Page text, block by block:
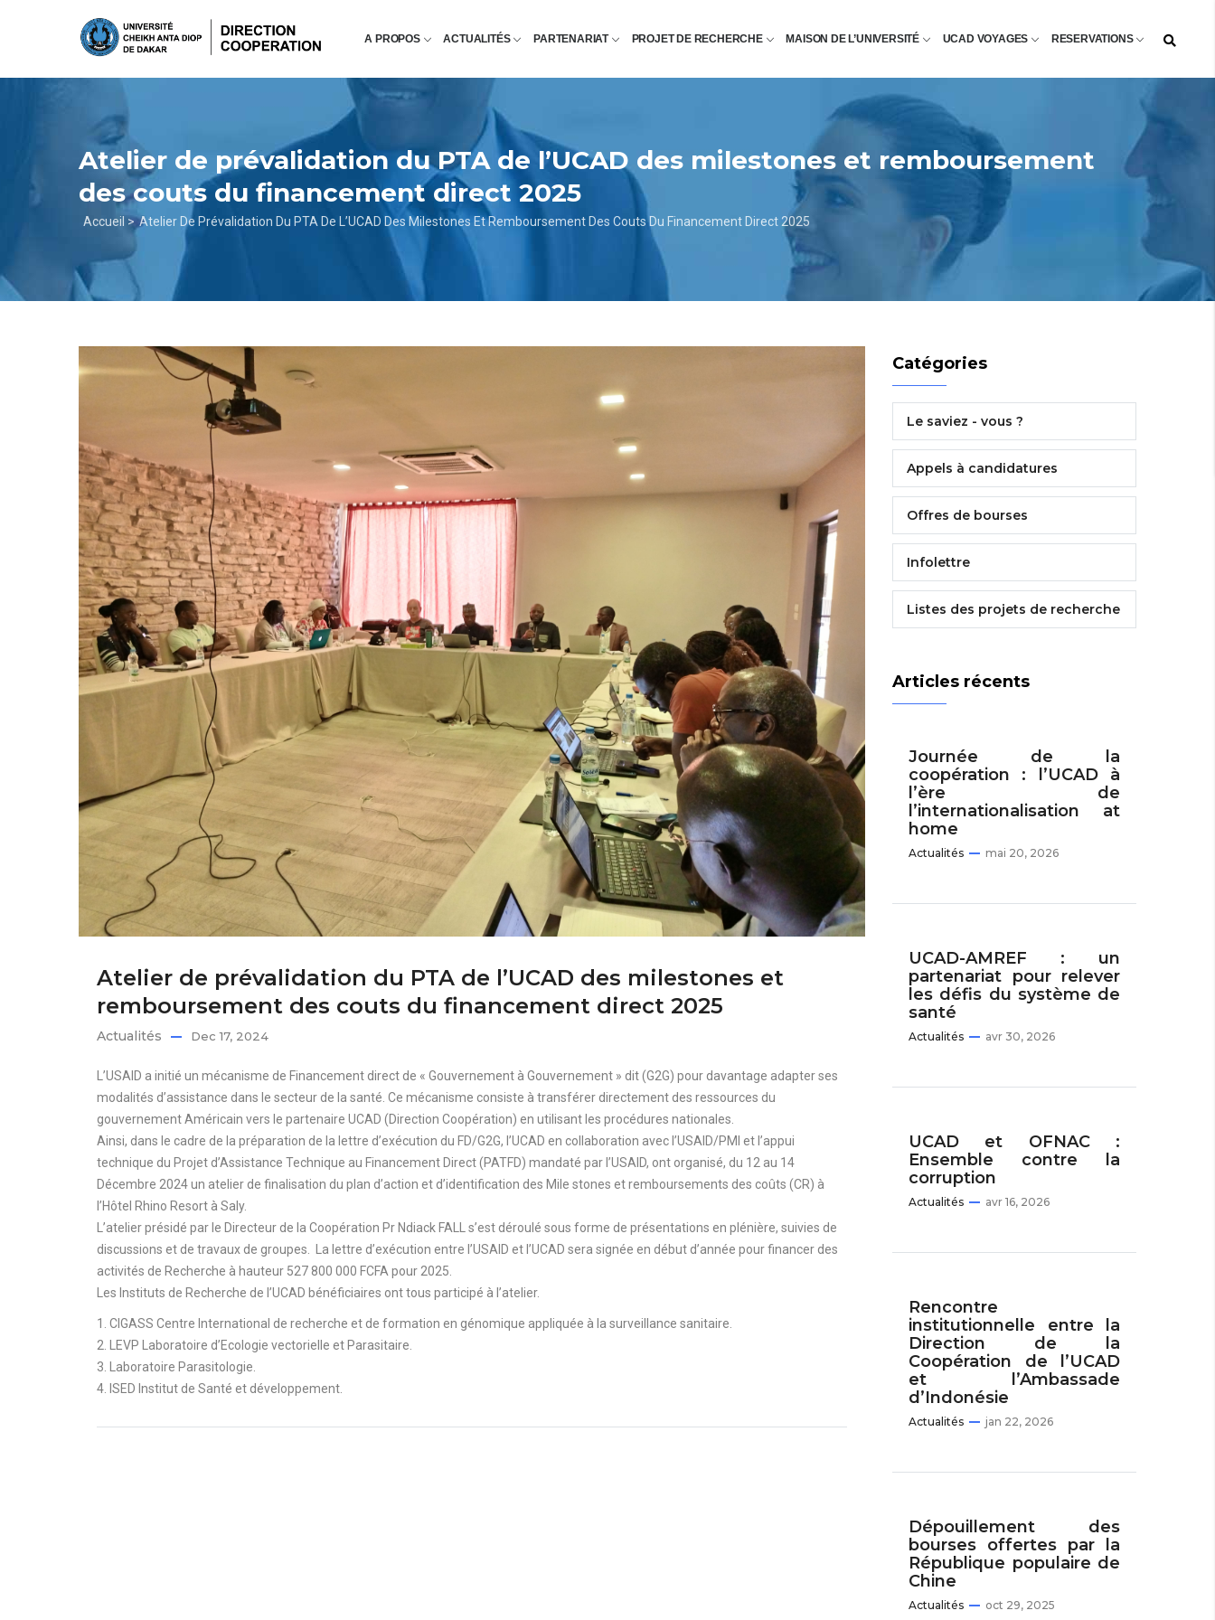
principal
A PROPOS ACTUALITÉS PARTENARIAT PROJET DE RECHERCHE MAISON DE L’UNIVERSITÉ UCAD VOYAGES RESERVATIONS
Atelier de prévalidation du PTA de l’UCAD des milestones et remboursement
des couts du financement direct 2025
Fil
d'Ariane
Accueil > Atelier De Prévalidation Du PTA De L’UCAD Des Milestones Et Remboursement Des Couts Du Financement Direct 2025
Atelier de prévalidation du PTA de l’UCAD des milestones et
remboursement des couts du financement direct 2025
Actualités Dec 17, 2024
L’USAID a initié un mécanisme de Financement direct de « Gouvernement à Gouvernement » dit (G2G) pour davantage adapter ses
modalités d’assistance dans le secteur de la santé. Ce mécanisme consiste à transférer directement des ressources du
gouvernement Américain vers le partenaire UCAD (Direction Coopération) en utilisant les procédures nationales.
Ainsi, dans le cadre de la préparation de la lettre d’exécution du FD/G2G, l’UCAD en collaboration avec l’USAID/PMI et l’appui
technique du Projet d’Assistance Technique au Financement Direct (PATFD) mandaté par l’USAID, ont organisé, du 12 au 14
Décembre 2024 un atelier de finalisation du plan d’action et d’identification des Mile stones et remboursements des coûts (CR) à
l’Hôtel Rhino Resort à Saly.
L’atelier présidé par le Directeur de la Coopération Pr Ndiack FALL s’est déroulé sous forme de présentations en plénière, suivies de
discussions et de travaux de groupes. La lettre d’exécution entre l’USAID et l’UCAD sera signée en début d’année pour financer des
activités de Recherche à hauteur 527 800 000 FCFA pour 2025.
Les Instituts de Recherche de l’UCAD bénéficiaires ont tous participé à l’atelier.
1. CIGASS Centre International de recherche et de formation en génomique appliquée à la surveillance sanitaire.
2. LEVP Laboratoire d’Ecologie vectorielle et Parasitaire.
3. Laboratoire Parasitologie.
4. ISED Institut de Santé et développement.
Catégories
Le saviez - vous ?
Appels à candidatures
Offres de bourses
Infolettre
Listes des projets de recherche
Articles récents
Journée de la
coopération : l’UCAD à
l’ère de
l’internationalisation at
home
Actualités mai 20, 2026
UCAD-AMREF : un
partenariat pour relever
les défis du système de
santé
Actualités avr 30, 2026
UCAD et OFNAC :
Ensemble contre la
corruption
Actualités avr 16, 2026
Rencontre
institutionnelle entre la
Direction de la
Coopération de l’UCAD
et l’Ambassade
d’Indonésie
Actualités jan 22, 2026
Dépouillement des
bourses offertes par la
République populaire de
Chine
Actualités oct 29, 2025